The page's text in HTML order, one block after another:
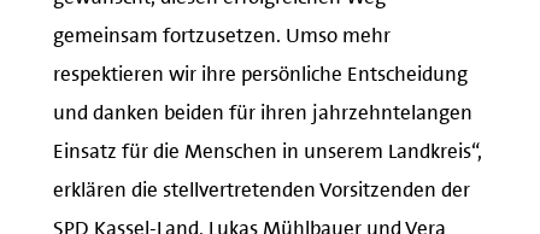
gemeinsam fortzusetzen. Umso mehr
respektieren wir ihre persönliche Entscheidung
und danken beiden für ihren jahrzehntelangen
Einsatz für die Menschen in unserem Landkreis“,
erklären die stellvertretenden Vorsitzenden der
SPD Kassel-Land, Lukas Mühlbauer und Vera